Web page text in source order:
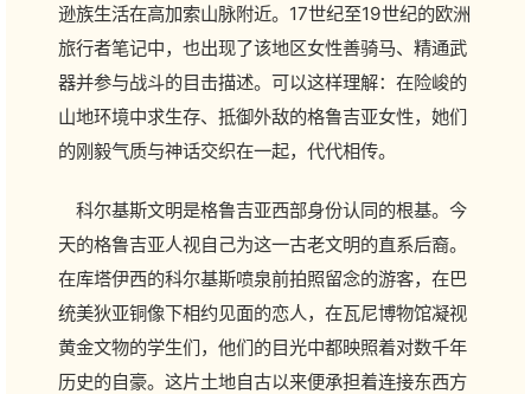
逊族生活在高加索山脉附近。17世纪至19世纪的欧洲
旅行者笔记中，也出现了该地区女性善骑马、精通武
器并参与战斗的目击描述。可以这样理解：在险峻的
山地环境中求生存、抵御外敌的格鲁吉亚女性，她们
的刚毅气质与神话交织在一起，代代相传。
科尔基斯文明是格鲁吉亚西部身份认同的根基。今
天的格鲁吉亚人视自己为这一古老文明的直系后裔。
在库塔伊西的科尔基斯喷泉前拍照留念的游客，在巴
统美狄亚铜像下相约见面的恋人，在瓦尼博物馆凝视
黄金文物的学生们，他们的目光中都映照着对数千年
历史的自豪。这片土地自古以来便承担着连接东西方